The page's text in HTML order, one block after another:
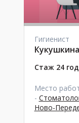
Гигиенист
Стаж 24
Место
-
Ново-